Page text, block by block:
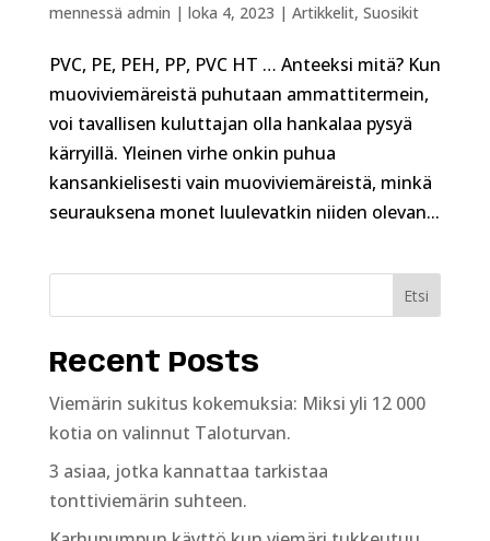
mennessä admin | loka 4, 2023 | Artikkelit, Suosikit
PVC, PE, PEH, PP, PVC HT … Anteeksi mitä? Kun
muoviviemäreistä puhutaan ammattitermein,
voi tavallisen kuluttajan olla hankalaa pysyä
kärryillä. Yleinen virhe onkin puhua
kansankielisesti vain muoviviemäreistä, minkä
seurauksena monet luulevatkin niiden olevan...
Etsi
Recent Posts
Viemärin sukitus kokemuksia: Miksi yli 12 000
kotia on valinnut Taloturvan.
3 asiaa, jotka kannattaa tarkistaa
tonttiviemärin suhteen.